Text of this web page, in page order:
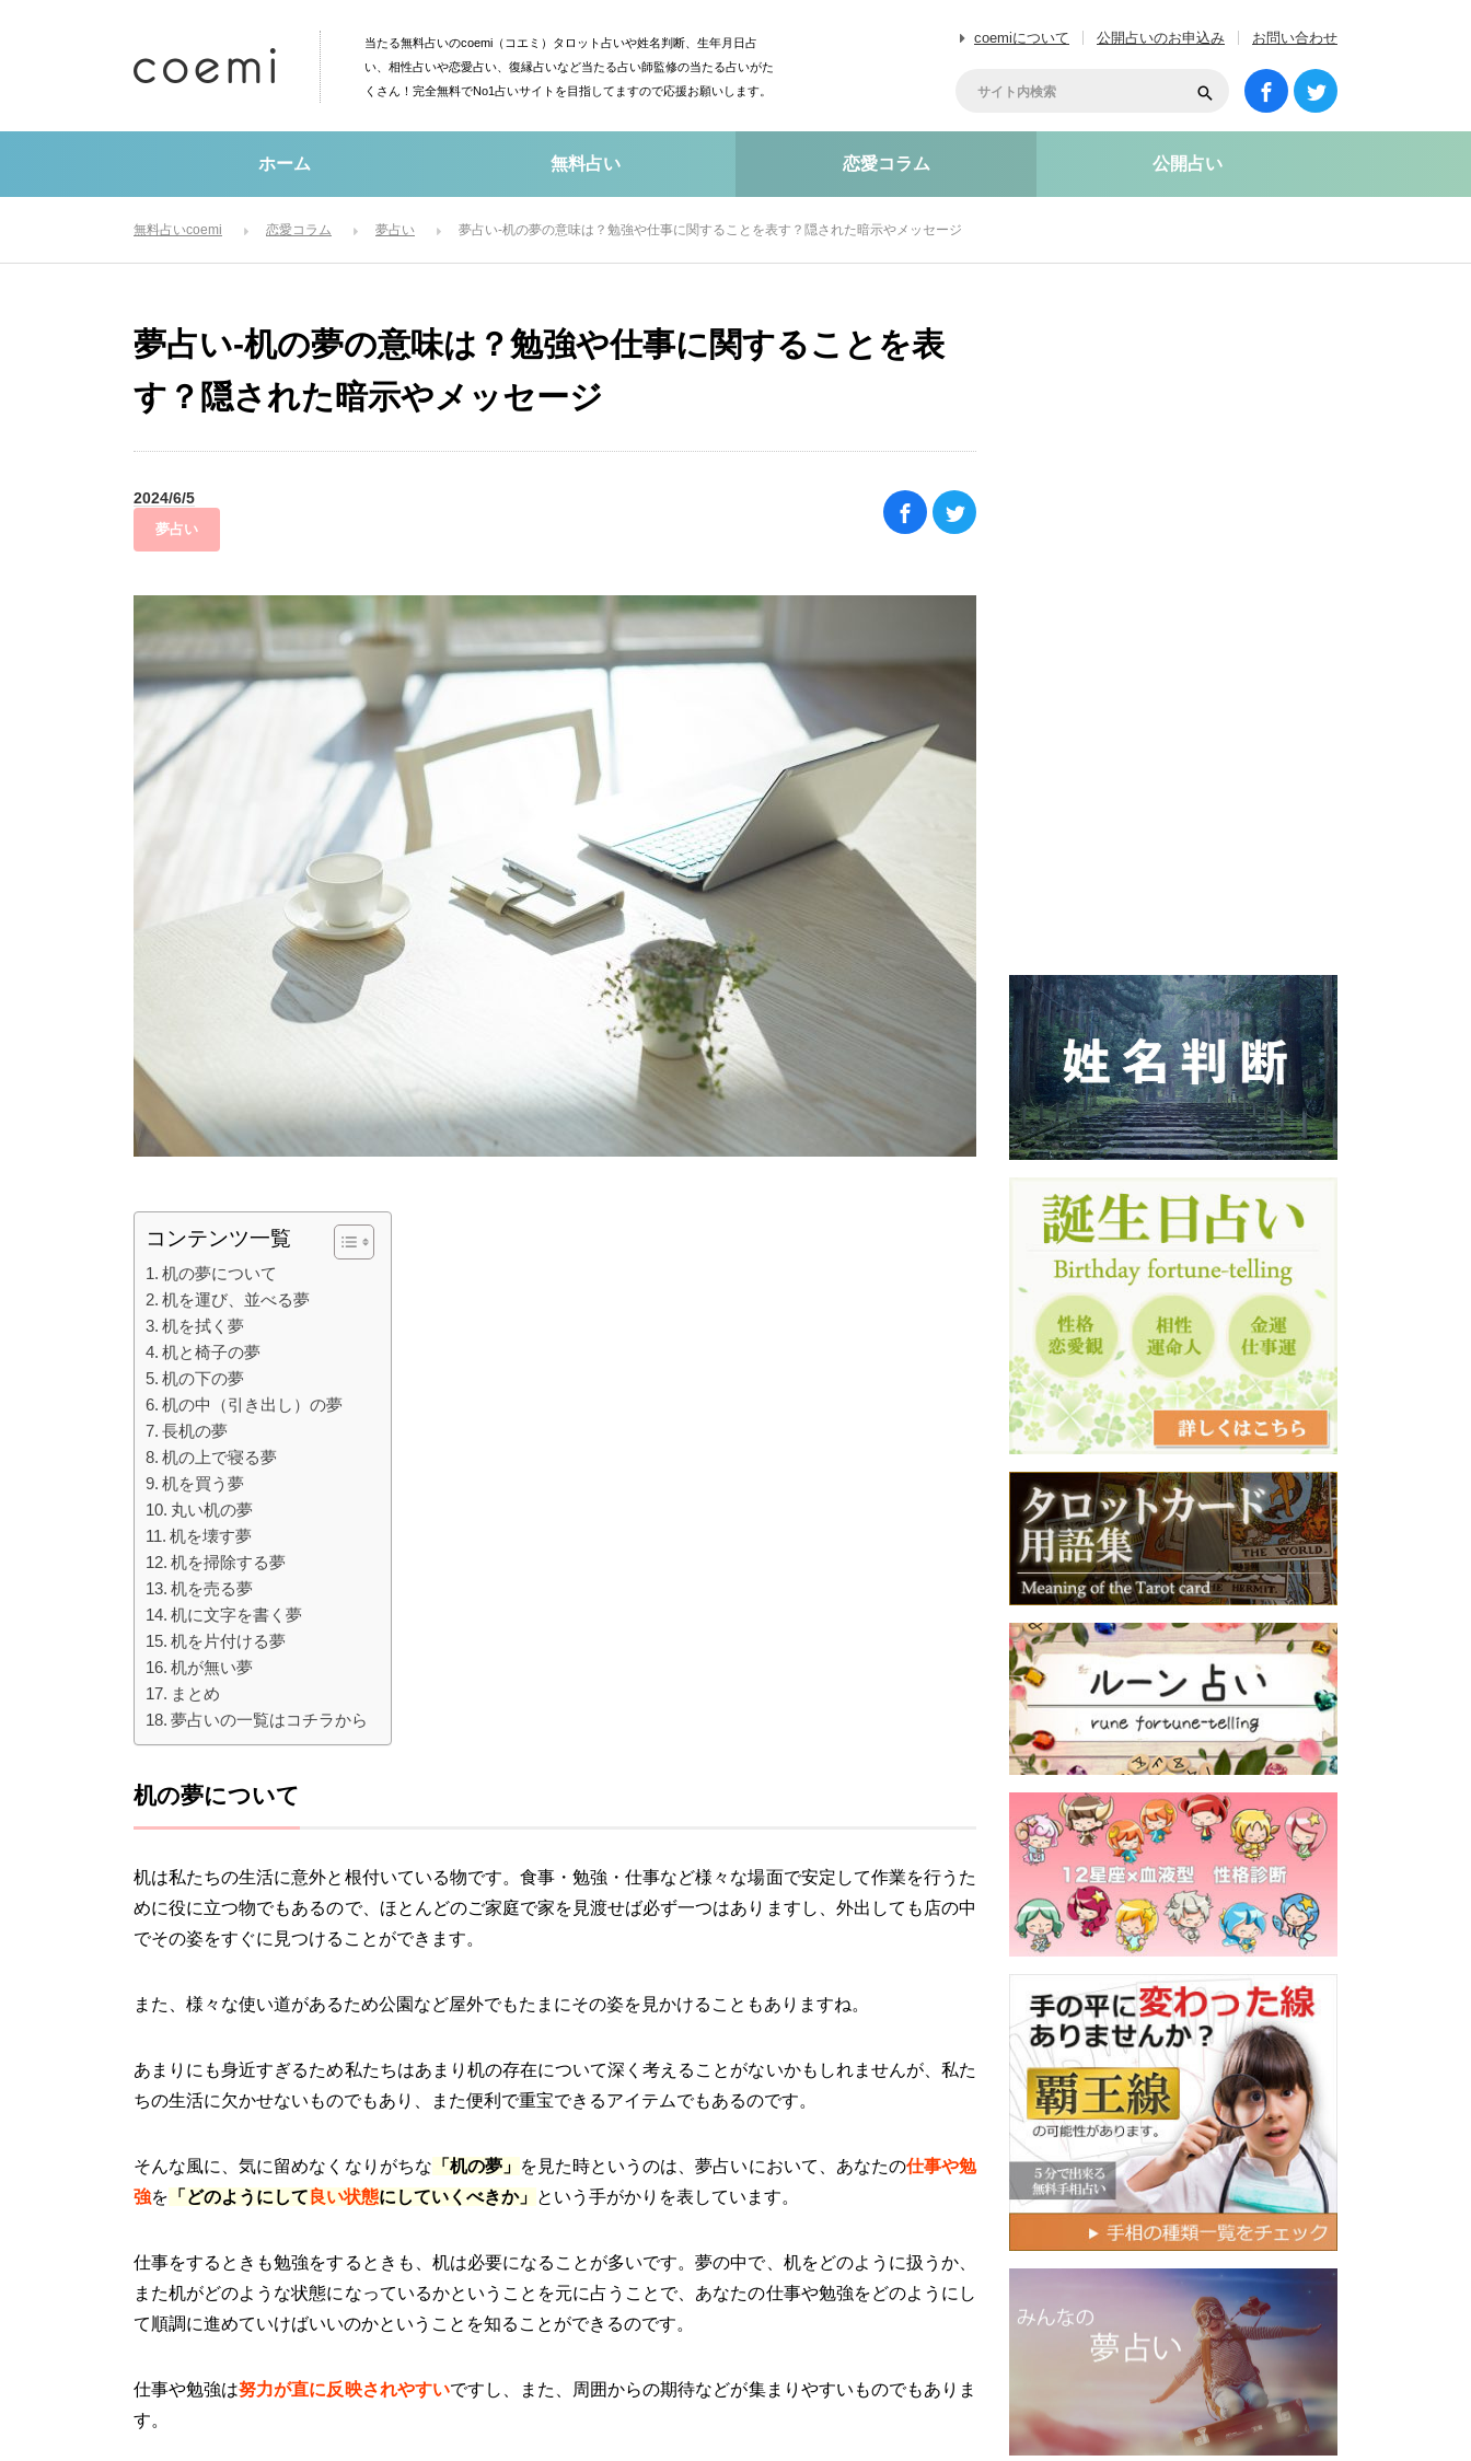
当たる無料占いのcoemi（コエミ）タロット占いや姓名判断、生年月日占
い、相性占いや恋愛占い、復縁占いなど当たる占い師監修の当たる占いがた
くさん！完全無料でNo1占いサイトを目指してますので応援お願いします。
coemiについて 公開占いのお申込み お問い合わせ
ホーム 無料占い 恋愛コラム 公開占い
無料占いcoemi 恋愛コラム 夢占い 夢占い-机の夢の意味は？勉強や仕事に関することを表す？隠された暗示やメッセージ
夢占い-机の夢の意味は？勉強や仕事に関することを表
す？隠された暗示やメッセージ
2024/6/5
夢占い
コンテンツ一覧
机の夢について
机を運び、並べる夢
机を拭く夢
机と椅子の夢
机の下の夢
机の中（引き出し）の夢
長机の夢
机の上で寝る夢
机を買う夢
丸い机の夢
机を壊す夢
机を掃除する夢
机を売る夢
机に文字を書く夢
机を片付ける夢
机が無い夢
まとめ
夢占いの一覧はコチラから
机の夢について
机は私たちの生活に意外と根付いている物です。食事・勉強・仕事など様々な場面で安定して作業を行うた
めに役に立つ物でもあるので、ほとんどのご家庭で家を見渡せば必ず一つはありますし、外出しても店の中
でその姿をすぐに見つけることができます。
また、様々な使い道があるため公園など屋外でもたまにその姿を見かけることもありますね。
あまりにも身近すぎるため私たちはあまり机の存在について深く考えることがないかもしれませんが、私た
ちの生活に欠かせないものでもあり、また便利で重宝できるアイテムでもあるのです。
そんな風に、気に留めなくなりがちな 「机の夢」 を見た時というのは、夢占いにおいて、あなたの仕事や勉
強を 「どのようにして 良い状態にしていくべきか」 という手がかりを表しています。
仕事をするときも勉強をするときも、机は必要になることが多いです。夢の中で、机をどのように扱うか、
また机がどのような状態になっているかということを元に占うことで、あなたの仕事や勉強をどのようにし
て順調に進めていけばいいのかということを知ることができるのです。
仕事や勉強は努力が直に反映されやすいですし、また、周囲からの期待などが集まりやすいものでもありま
す。